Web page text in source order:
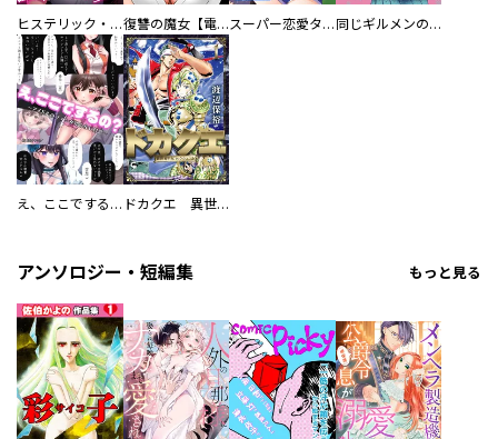
ヒステリック・ハーレム～搾られる男と堕ちる女～【電子単行本版】 復讐の魔女【電子単行本版】 スーパー恋愛タイム！～現場でドＳな彼女は自宅でデレる～ 同じギルメンの声が好き
え、ここでするの？ アイドルのファンが知らない日常 ドカクエ 異世界ドカコッククエスト
アンソロジー・短編集 もっと見る